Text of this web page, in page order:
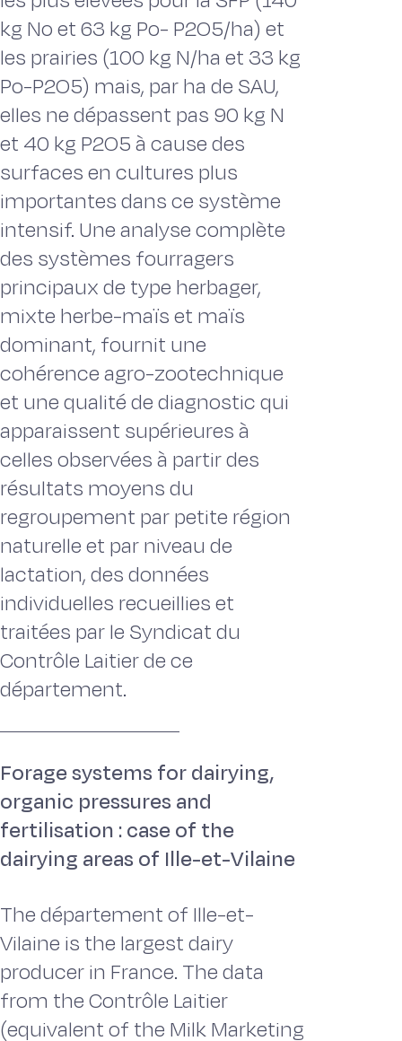
kg No et 63 kg Po- P2O5/ha) et
les prairies (100 kg N/ha et 33 kg
Po-P2O5) mais, par ha de SAU,
elles ne dépassent pas 90 kg N
et 40 kg P2O5 à cause des
surfaces en cultures plus
importantes dans ce système
intensif. Une analyse complète
des systèmes fourragers
principaux de type herbager,
mixte herbe-maïs et maïs
dominant, fournit une
cohérence agro-zootechnique
et une qualité de diagnostic qui
apparaissent supérieures à
celles observées à partir des
résultats moyens du
regroupement par petite région
naturelle et par niveau de
lactation, des données
individuelles recueillies et
traitées par le Syndicat du
Contrôle Laitier de ce
département.
Forage systems for dairying,
organic pressures and
fertilisation : case of the
dairying areas of Ille-et-Vilaine
The département of Ille-et-
Vilaine is the largest dairy
producer in France. The data
from the Contrôle Laitier
(equivalent of the Milk Marketing